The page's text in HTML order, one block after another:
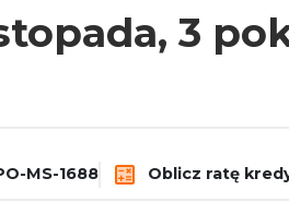
3
MS-1688 Oblicz ratę